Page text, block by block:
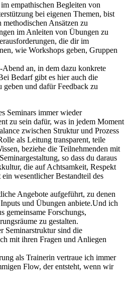
empathischen Begleiten von
bei eigenen Themen, bist
Ansätzen zu
im Anleiten von Übungen zu
die dir im
wie Workshops geben, Gruppen
an, in dem dazu konkrete
Bedarf gibt es hier auch die
und dafür Feedback zu
Seminars immer wieder
zu sein dafür, was in jedem Moment
zwischen Struktur und Prozess
als Leitung transparent, teile
beziehe die Teilnehmenden mit
so dass du daraus
die auf Achtsamkeit, Respekt
wesentlicher Bestandteil des
Angebote aufgeführt, zu denen
und Übungen anbiete.Und ich
gemeinsame Forschungs,
zu gestalten.
Seminarstruktur sind die
mit ihren Fragen und Anliegen
als Trainerin vertraue ich immer
Flow, der entsteht, wenn wir